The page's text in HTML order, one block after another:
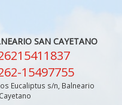
SAN CAYETANO
15497755
Eucaliptus s/n, Balneario